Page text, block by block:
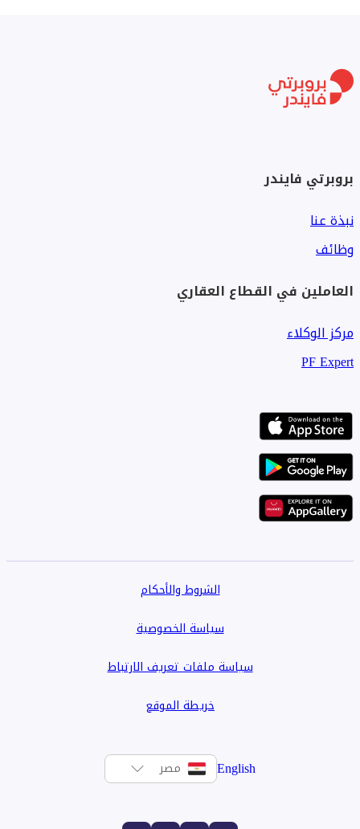
بروبرتي فايندر
نبذة عنا
وظائف
العاملين في القطاع العقاري
مركز الوكلاء
PF Expert
الشروط والأحكام
سياسة الخصوصية
سياسة ملفات تعريف الارتباط
خريطة الموقع
English مصر